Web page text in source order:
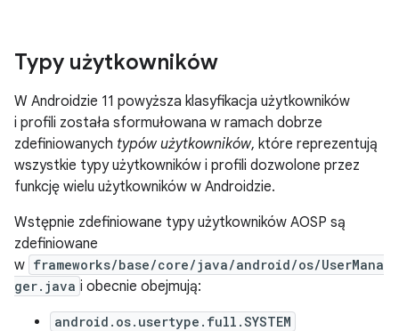
Typy użytkowników
W Androidzie 11 powyższa klasyfikacja użytkowników
i profili została sformułowana w ramach dobrze
zdefiniowanych typów użytkowników, które reprezentują
wszystkie typy użytkowników i profili dozwolone przez
funkcję wielu użytkowników w Androidzie.
Wstępnie zdefiniowane typy użytkowników AOSP są
zdefiniowane
w frameworks/base/core/java/android/os/UserMana
ger.java i obecnie obejmują:
android.os.usertype.full.SYSTEM